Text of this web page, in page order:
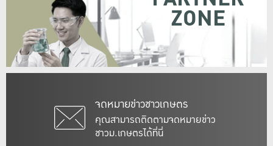
จดหมายข่าวชาวเกษตร
คุณสามารถติดตามจดหมายข่าว
ชาวม.เกษตรได้ที่นี่
ZONE